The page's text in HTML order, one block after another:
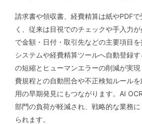
請求書や領収書、経費精算は紙やPDF
く、従来は目視でのチェックや手入力
で金額・日付・取引先などの主要項目
システムや経費精算ツールへ自動登録
の短縮とヒューマンエラーの削減が実
費規程との自動照合や不正検知ルールを
用の早期発見にもつながります。AI
部門の負荷が軽減され、戦略的な業務
られます。